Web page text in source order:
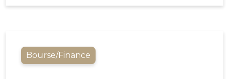
Bourse/Finance